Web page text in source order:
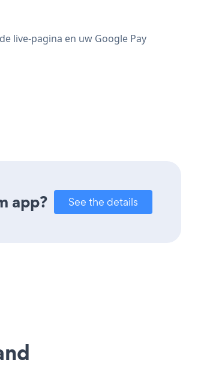
live-pagina en uw Google Pay
app? See the details